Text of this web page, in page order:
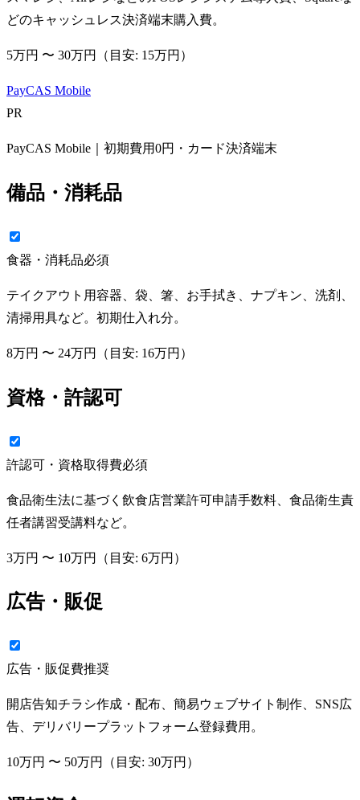
どのキャッシュレス決済端末購入費。
5万円 〜 30万円 （目安: 15万円 ）
PayCAS Mobile
PR
PayCAS Mobile｜初期費用0円・カード決済端末
備品・消耗品
食器・消耗品必須
テイクアウト用容器、袋、箸、お手拭き、ナプキン、洗剤、
清掃用具など。初期仕入れ分。
8万円 〜 24万円 （目安: 16万円 ）
資格・許認可
許認可・資格取得費必須
食品衛生法に基づく飲食店営業許可申請手数料、食品衛生責
任者講習受講料など。
3万円 〜 10万円 （目安: 6万円 ）
広告・販促
広告・販促費推奨
開店告知チラシ作成・配布、簡易ウェブサイト制作、SNS広
告、デリバリープラットフォーム登録費用。
10万円 〜 50万円 （目安: 30万円 ）